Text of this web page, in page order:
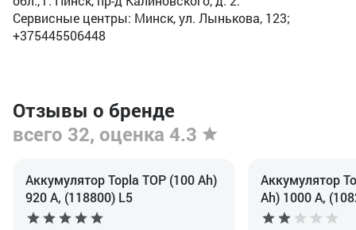
Сервисные центры: Минск, ул. Лынькова, 123;
+375445506448
Отзывы о бренде
всего 32, оценка 4.3
Аккумулятор Topla TOP (100 Ah)
920 А, (118800) L5
Аккумулятор
Ah) 1000 А,